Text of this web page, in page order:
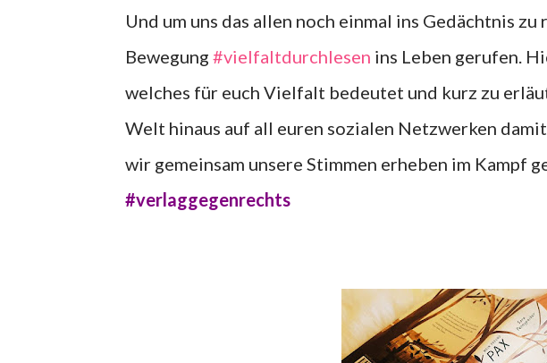
Und um uns das allen noch einmal ins Gedächtnis
Bewegung #vielfaltdurchlesen ins Leben gerufen.
welches für euch Vielfalt bedeutet und kurz zu
Welt hinaus auf all euren sozialen Netzwerken
wir gemeinsam unsere Stimmen erheben im Kampf
#verlaggegenrechts